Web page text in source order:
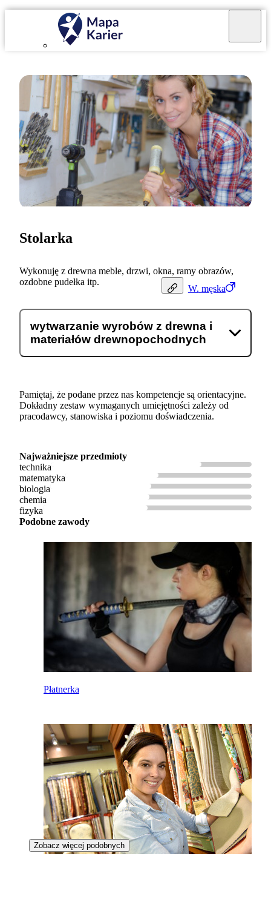
W. męska
Stolarka
Wykonuję z drewna meble, drzwi, okna, ramy obrazów,
ozdobne pudełka itp.
wytwarzanie wyrobów z drewna i
materiałów drewnopochodnych
Pamiętaj, że podane przez nas kompetencje są orientacyjne.
Dokładny zestaw wymaganych umiejętności zależy od
pracodawcy, stanowiska i poziomu doświadczenia.
Najważniejsze przedmioty
technika
matematyka
biologia
chemia
fizyka
Podobne zawody
Płatnerka
Zobacz więcej podobnych